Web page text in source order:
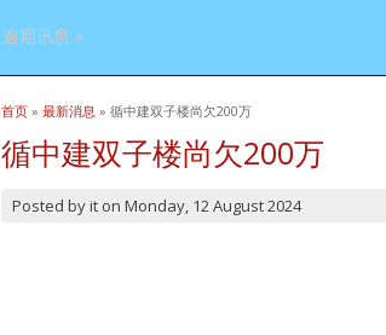
逾期讯息 »
当前位置
首页 » 最新消息 » 循中建双子楼尚欠200万
循中建双子楼尚欠200万
Posted byit on Monday, 12 August 2024